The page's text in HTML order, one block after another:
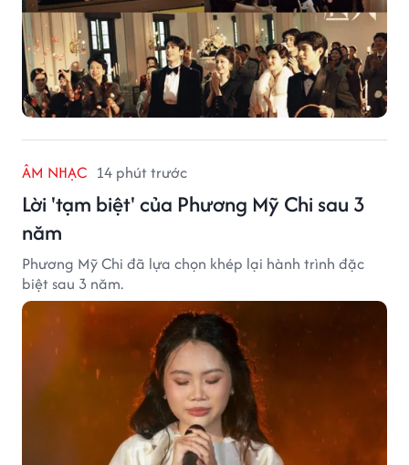
ÂM NHẠC 14 phút trước
Lời 'tạm biệt' của Phương Mỹ Chi sau 3
năm
Phương Mỹ Chi đã lựa chọn khép lại hành trình đặc
biệt sau 3 năm.